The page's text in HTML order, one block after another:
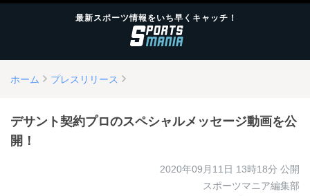
最新スポーツ情報をいち早くキャッチ！
ホーム プレスリリース
デサント契約プロのスペシャルメッセージ動画を公
開！
2020年09月11日 13時18分 公開
スポーツマニア編集部